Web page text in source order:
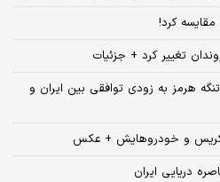
مقایسه کرد!
تغییر کرد + جزئیات
هرمز به زودی توافقی بین ایران و
کریس و خودروهایش + عکس
دریایی ایران